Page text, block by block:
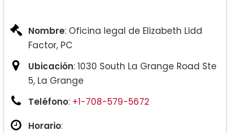
Nombre: Oficina legal de Elizabeth Lidd
Factor, PC
Ubicación: 1030 South La Grange Road Ste
5, La Grange
Teléfono: +1-708-579-5672
Horario: